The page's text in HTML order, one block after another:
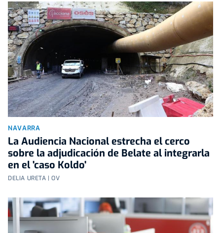
NAVARRA
La Audiencia Nacional estrecha el cerco
sobre la adjudicación de Belate al integrarla
en el 'caso Koldo'
DELIA URETA | OV